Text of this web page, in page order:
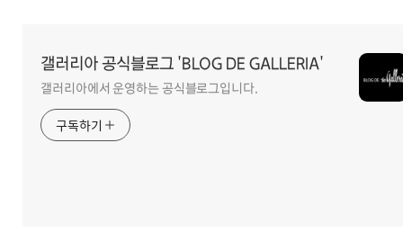
갤러리아 공식블로그 'BLOG DE GALLERIA'
갤러리아에서 운영하는 공식블로그입니다.
구독하기